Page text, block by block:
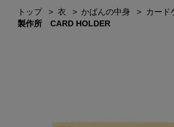
トップ 衣 かばんの中身 カード
製作所 CARD HOLDER